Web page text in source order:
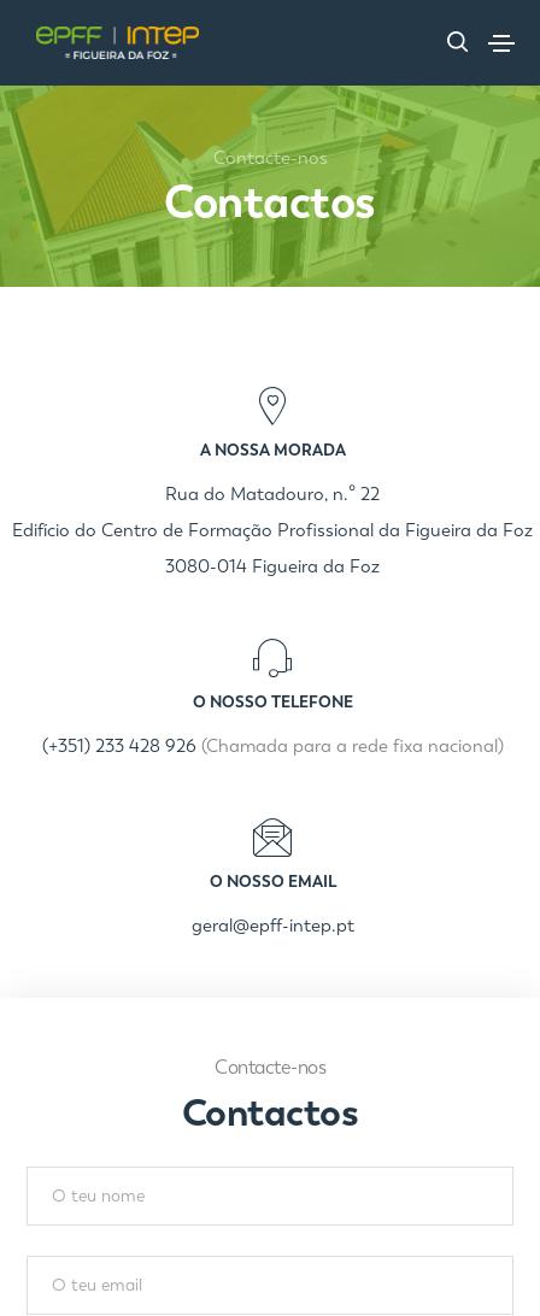
Contacte-nos
Contactos
A NOSSA MORADA
Rua do Matadouro, n.º 22
Edifício do Centro de Formação Profissional da Figueira da Foz
3080-014 Figueira da Foz
O NOSSO TELEFONE
(+351) 233 428 926 (Chamada para a rede fixa nacional)
O NOSSO EMAIL
geral@epff-intep.pt
Contacte-nos
Contactos